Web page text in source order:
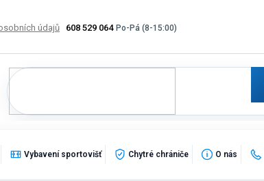
608 529 064
údajů Výměna, vrácení a reklamace zboží
Vybavení sportovišť Chytré chrániče O nás